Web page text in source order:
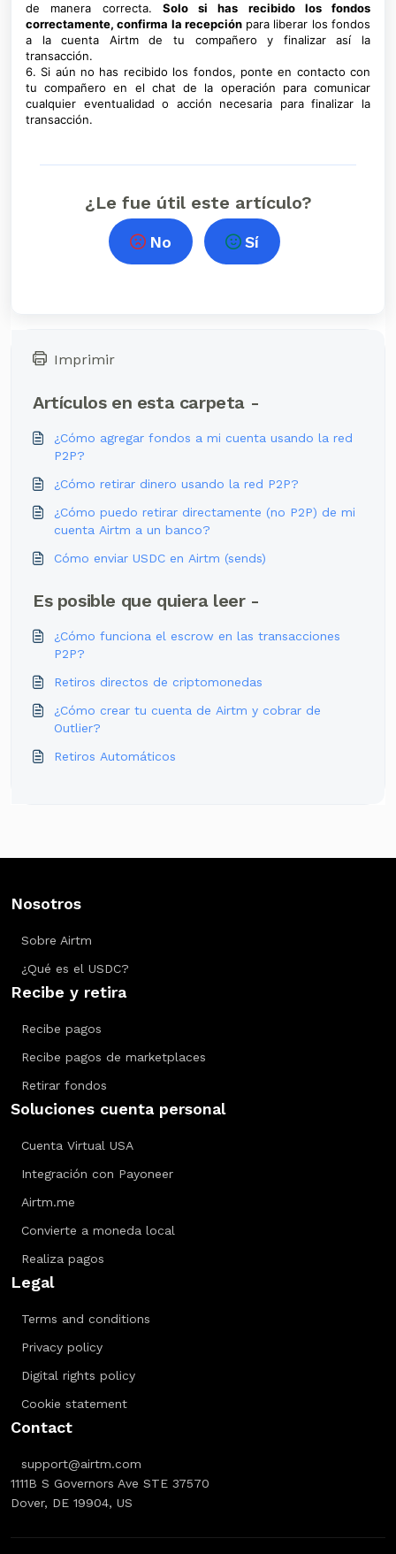
de manera correcta. Solo si has recibido los fondos
correctamente, confirma la recepciónpara liberar los fondos
a la cuenta Airtm de tu compañero y finalizar así la
transacción.
6. Si aún no has recibido los fondos, ponte en contacto con
tu compañero en el chat de la operación para comunicar
cualquier eventualidad o acción necesaria para finalizar la
transacción.
¿Le fue útil este artículo?
No Sí
Imprimir
Artículos en esta carpeta -
¿Cómo agregar fondos a mi cuenta usando la red
P2P?
¿Cómo retirar dinero usando la red P2P?
¿Cómo puedo retirar directamente (no P2P) de mi
cuenta Airtm a un banco?
Cómo enviar USDC en Airtm (sends)
Es posible que quiera leer -
¿Cómo funciona el escrow en las transacciones
P2P?
Retiros directos de criptomonedas
¿Cómo crear tu cuenta de Airtm y cobrar de
Outlier?
Retiros Automáticos
Nosotros
Sobre Airtm
¿Qué es el USDC?
Recibe y retira
Recibe pagos
Recibe pagos de marketplaces
Retirar fondos
Soluciones cuenta personal
Cuenta Virtual USA
Integración con Payoneer
Airtm.me
Convierte a moneda local
Realiza pagos
Legal
Terms and conditions
Privacy policy
Digital rights policy
Cookie statement
Contact
support@airtm.com
1111B S Governors Ave STE 37570
Dover, DE 19904, US